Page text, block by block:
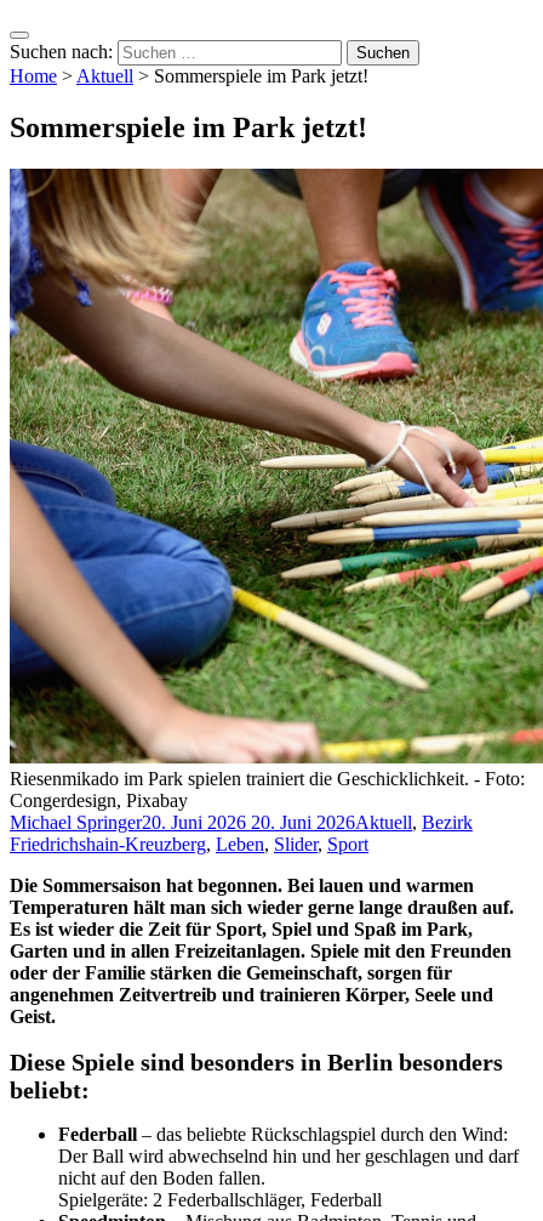
Suchen nach:
Home >Aktuell > Sommerspiele im Park jetzt!
Sommerspiele im Park jetzt!
Riesenmikado im Park spielen trainiert die Geschicklichkeit. - Foto:
Congerdesign, Pixabay
Michael Springer20. Juni 2026 20. Juni 2026Aktuell, Bezirk
Friedrichshain-Kreuzberg, Leben, Slider, Sport
Die Sommersaison hat begonnen. Bei lauen und warmen
Temperaturen hält man sich wieder gerne lange draußen auf.
Es ist wieder die Zeit für Sport, Spiel und Spaß im Park,
Garten und in allen Freizeitanlagen. Spiele mit den Freunden
oder der Familie stärken die Gemeinschaft, sorgen für
angenehmen Zeitvertreib und trainieren Körper, Seele und
Geist.
Diese Spiele sind besonders in Berlin besonders
beliebt:
Federball – das beliebte Rückschlagspiel durch den Wind:
Der Ball wird abwechselnd hin und her geschlagen und darf
nicht auf den Boden fallen.
Spielgeräte: 2 Federballschläger, Federball